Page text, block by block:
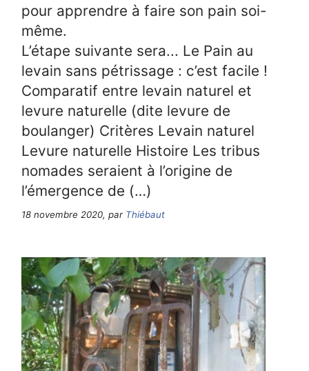
pour apprendre à faire son pain soi-
même.
L’étape suivante sera... Le Pain au
levain sans pétrissage : c’est facile !
Comparatif entre levain naturel et
levure naturelle (dite levure de
boulanger) Critères Levain naturel
Levure naturelle Histoire Les tribus
nomades seraient à l’origine de
l’émergence de (…)
18 novembre 2020, par Thiébaut